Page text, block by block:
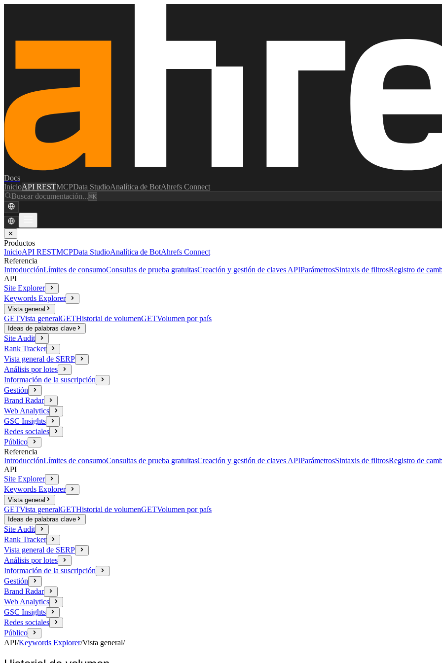
Docs
InicioAPI RESTMCPData StudioAnalítica de BotAhrefs Connect
Buscar documentación...⌘K
✕
Productos
InicioAPI RESTMCPData StudioAnalítica de BotAhrefs Connect
Referencia
IntroducciónLímites de consumoConsultas de prueba gratuitasCreación y gestión de claves APIParámetrosSintaxis de filtrosRegistro de
API
Site Explorer
Keywords Explorer
Vista general
GETVista generalGETHistorial de volumenGETVolumen por país
Ideas de palabras clave
Site Audit
Rank Tracker
Vista general de SERP
Análisis por lotes
Información de la suscripción
Gestión
Brand Radar
Web Analytics
GSC Insights
Redes sociales
Público
Referencia
IntroducciónLímites de consumoConsultas de prueba gratuitasCreación y gestión de claves APIParámetrosSintaxis de filtrosRegistro de
API
Site Explorer
Keywords Explorer
Vista general
GETVista generalGETHistorial de volumenGETVolumen por país
Ideas de palabras clave
Site Audit
Rank Tracker
Vista general de SERP
Análisis por lotes
Información de la suscripción
Gestión
Brand Radar
Web Analytics
GSC Insights
Redes sociales
Público
API/Keywords Explorer/Vista general/